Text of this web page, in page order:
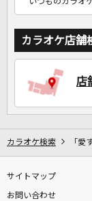
カラオケ店舗
店
カラオケ検索 「愛
サイトマップ
お問い合わせ